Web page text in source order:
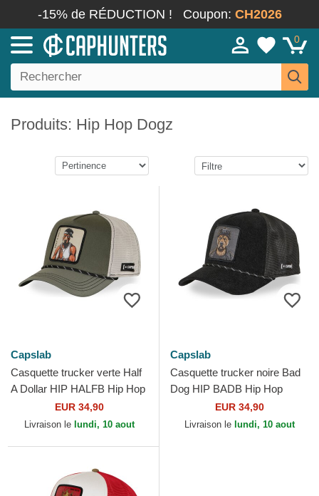
-15% de RÉDUCTION ! Coupon: CH2026
0
Produits: Hip Hop Dogz
Capslab
Casquette trucker verte Half
A Dollar HIP HALFB Hip Hop
Dogz CapslabEUR 34,90
Livraison le lundi, 10 aout
Capslab
Casquette trucker noire Bad
Dog HIP BADB Hip Hop
Dogz CapslabEUR 34,90
Livraison le lundi, 10 aout